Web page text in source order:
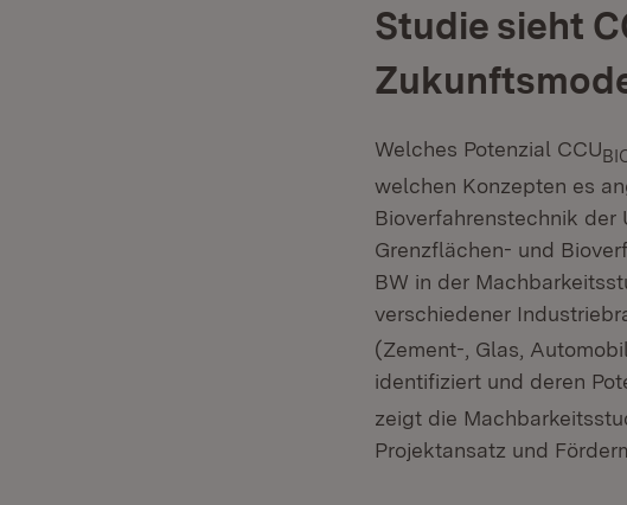
Studie sieht
Welches Potenzial CCU
welchen Konzepten es
Bioverfahrenstechnik
Grenzflächen- und
BW in der
verschiedener
(Zement-, Glas,
identifiziert und deren
zeigt die
Projektansatz und